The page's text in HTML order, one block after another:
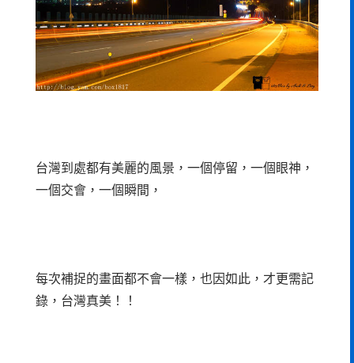
台灣到處都有美麗的風景，一個停留，一個眼神，
一個交會，一個瞬間，
每次補捉的畫面都不會一樣，也因如此，才更需記
錄，台灣真美！！